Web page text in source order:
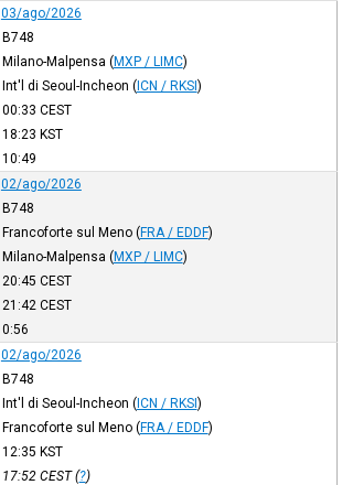
03/ago/2026
B748
Milano-Malpensa (MXP / LIMC)
Int'l di Seoul-Incheon (ICN / RKSI)
00:33 CEST
18:23 KST
10:49
02/ago/2026
B748
Francoforte sul Meno (FRA / EDDF)
Milano-Malpensa (MXP / LIMC)
20:45 CEST
21:42 CEST
0:56
02/ago/2026
B748
Int'l di Seoul-Incheon (ICN / RKSI)
Francoforte sul Meno (FRA / EDDF)
12:35 KST
17:52 CEST(?)